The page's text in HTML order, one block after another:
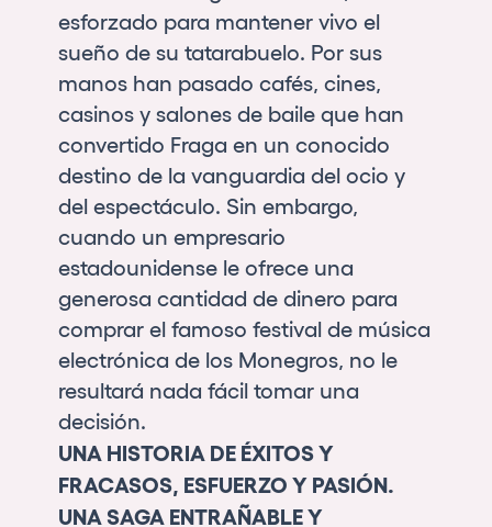
esforzado para mantener vivo el
sueño de su tatarabuelo. Por sus
manos han pasado cafés, cines,
casinos y salones de baile que han
convertido Fraga en un conocido
destino de la vanguardia del ocio y
del espectáculo. Sin embargo,
cuando un empresario
estadounidense le ofrece una
generosa cantidad de dinero para
comprar el famoso festival de música
electrónica de los Monegros, no le
resultará nada fácil tomar una
decisión.
UNA HISTORIA DE ÉXITOS Y
FRACASOS, ESFUERZO Y PASIÓN.
UNA SAGA ENTRAÑABLE Y